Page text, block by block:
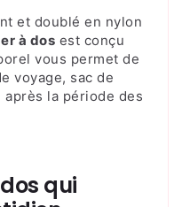
et doublé en nylon
à dos est conçu
vous permet de
voyage, sac de
après la période des
qui